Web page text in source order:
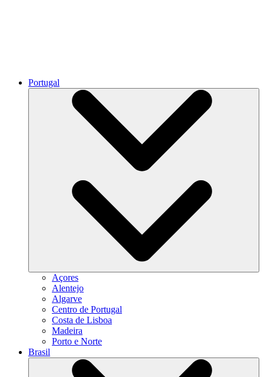
Portugal
Açores
Alentejo
Algarve
Centro de Portugal
Costa de Lisboa
Madeira
Porto e Norte
Brasil